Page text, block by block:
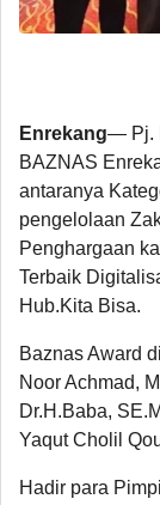
Enrekang— Pj.
BAZNAS
antaranya
pengelolaan
Penghargaan
Terbaik
Hub.Kita Bisa.
Baznas Award
Noor Achmad,
Dr.H.Baba,
Yaqut Cholil
Hadir para